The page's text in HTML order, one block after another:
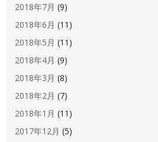
2018年7月 (9)
2018年6月 (11)
2018年5月 (11)
2018年4月 (9)
2018年3月 (8)
2018年2月 (7)
2018年1月 (11)
2017年12月 (5)